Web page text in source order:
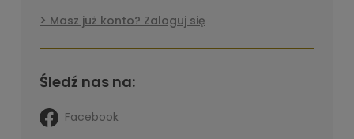
Masz już konto? Zaloguj się
Śledź nas na:
Facebook